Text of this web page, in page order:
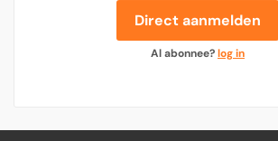
Direct aanmelden
Al abonnee?log in